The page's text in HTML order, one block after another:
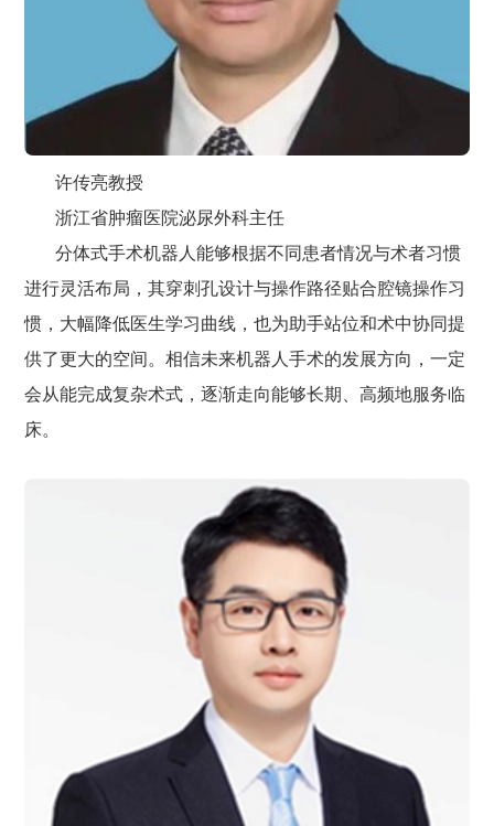
许传亮教授
浙江省肿瘤医院泌尿外科主任
分体式手术机器人能够根据不同患者情况与术者习惯
进行灵活布局，其穿刺孔设计与操作路径贴合腔镜操作习
惯，大幅降低医生学习曲线，也为助手站位和术中协同提
供了更大的空间。相信未来机器人手术的发展方向，一定
会从能完成复杂术式，逐渐走向能够长期、高频地服务临
床。